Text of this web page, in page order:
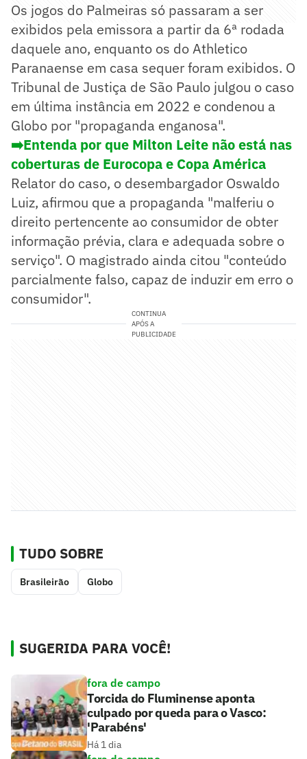
Os jogos do Palmeiras só passaram a ser
exibidos pela emissora a partir da 6ª rodada
daquele ano, enquanto os do Athletico
Paranaense em casa sequer foram exibidos. O
Tribunal de Justiça de São Paulo julgou o caso
em última instância em 2022 e condenou a
Globo por "propaganda enganosa".
➡️Entenda por que Milton Leite não está nas
coberturas de Eurocopa e Copa América
Relator do caso, o desembargador Oswaldo
Luiz, afirmou que a propaganda "malferiu o
direito pertencente ao consumidor de obter
informação prévia, clara e adequada sobre o
serviço". O magistrado ainda citou "conteúdo
parcialmente falso, capaz de induzir em erro o
consumidor".
CONTINUA
APÓS A
PUBLICIDADE
TUDO SOBRE
Brasileirão Globo
SUGERIDA PARA VOCÊ!
fora de campo
Torcida do Fluminense aponta
culpado por queda para o Vasco:
'Parabéns'
Há 1 dia